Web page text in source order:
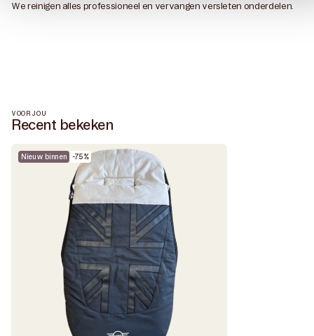
We reinigen alles professioneel en vervangen versleten onderdelen.
VOOR JOU
Recent bekeken
Nieuw binnen -75%